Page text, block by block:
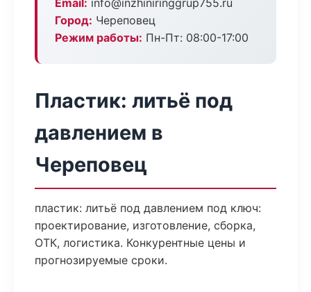
Email: info@inzhiniringgrup755.ru
Город: Череповец
Режим работы: Пн-Пт: 08:00-17:00
Пластик: литьё под
давлением в
Череповец
пластик: литьё под давлением под ключ:
проектирование, изготовление, сборка,
ОТК, логистика. Конкурентные цены и
прогнозируемые сроки.